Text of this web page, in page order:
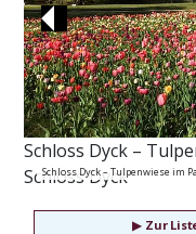
Schloss Dyck –
Schloss Dyck
Previous
Schloss Dyck – Tulpenwiese im
▶ Zur